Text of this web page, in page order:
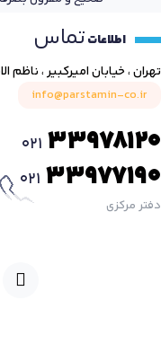
اطلاعاتتماس
تهران ، خیابان امیرکبیر ، ناظم
info@parstamin-co.ir
021 33978120
021 33977190
دفتر مرکزی